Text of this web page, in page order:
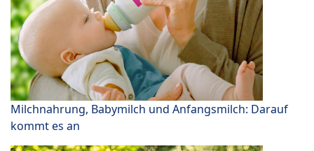
Milchnahrung, Babymilch und Anfangsmilch: Darauf
kommt es an